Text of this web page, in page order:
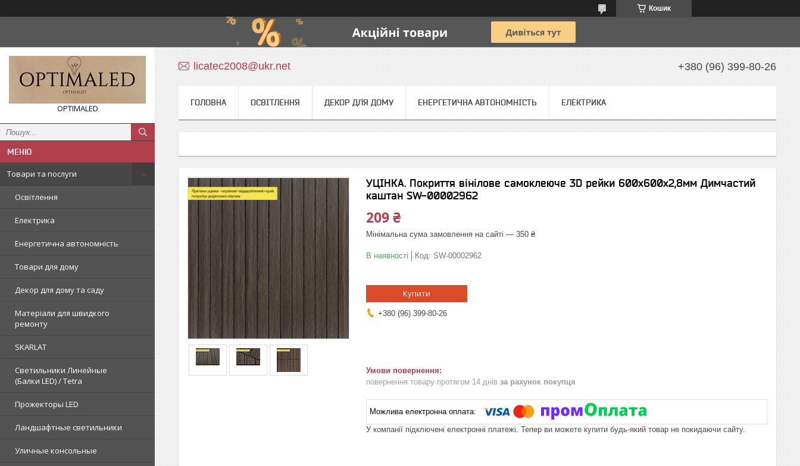
Кошик
OPTIMALED
Товари та послуги
Освітлення
Електрика
Енергетична автономність
Товари для дому
Декор для дому та саду
Матеріали для швидкого
ремонту
SKARLAT
Светильники Линейные
(Балки LED) / Tetra
Прожекторы LED
Ландшафтные светильники
Уличные консольные
licatec2008@ukr.net +380 (96) 399-80-26
ГОЛОВНА ОСВІТЛЕННЯ ДЕКОР ДЛЯ ДОМУ ЕНЕРГЕТИЧНА АВТОНОМНІСТЬ ЕЛЕКТРИКА
УЦІНКА. Покриття вінілове самоклеюче 3D рейки 600х600х2,8мм Димчастий
каштан SW-00002962
209 ₴
Мінімальна сума замовлення на сайті — 350 ₴
В наявності Код: SW-00002962
Купити
+380 (96) 399-80-26
повернення товару протягом 14 днів за рахунок покупця
У компанії підключені електронні платежі. Тепер ви можете купити будь-який товар не покидаючи сайту.